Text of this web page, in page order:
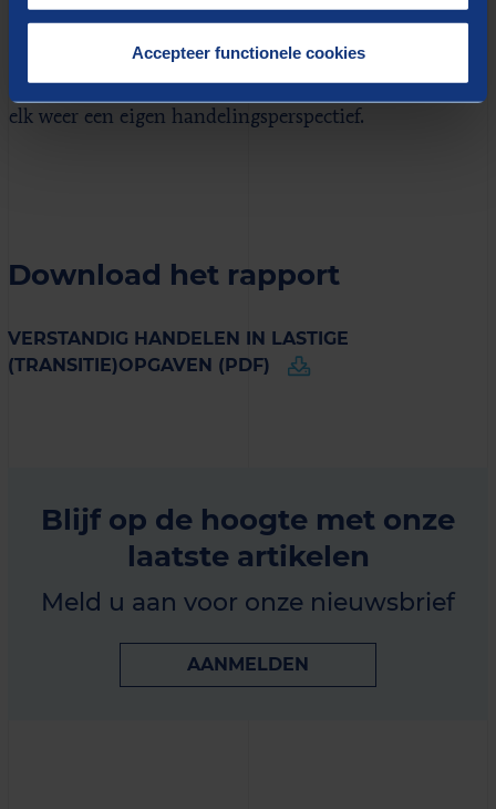
Accepteer functionele cookies
een dynamiek die de provincie geheel kan
doorgronden en waar de provincie ook volledig over
gaat. Tussen deze twee uitersten zijn er gradaties met
elk weer een eigen handelingsperspectief.
Download het rapport
VERSTANDIG HANDELEN IN LASTIGE
(TRANSITIE)OPGAVEN (PDF)
Blijf op de hoogte met onze
laatste artikelen
Meld u aan voor onze nieuwsbrief
AANMELDEN